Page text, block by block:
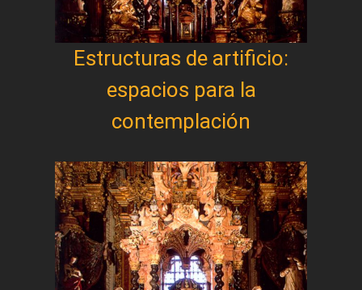
Estructuras de artificio:
espacios para la
contemplación